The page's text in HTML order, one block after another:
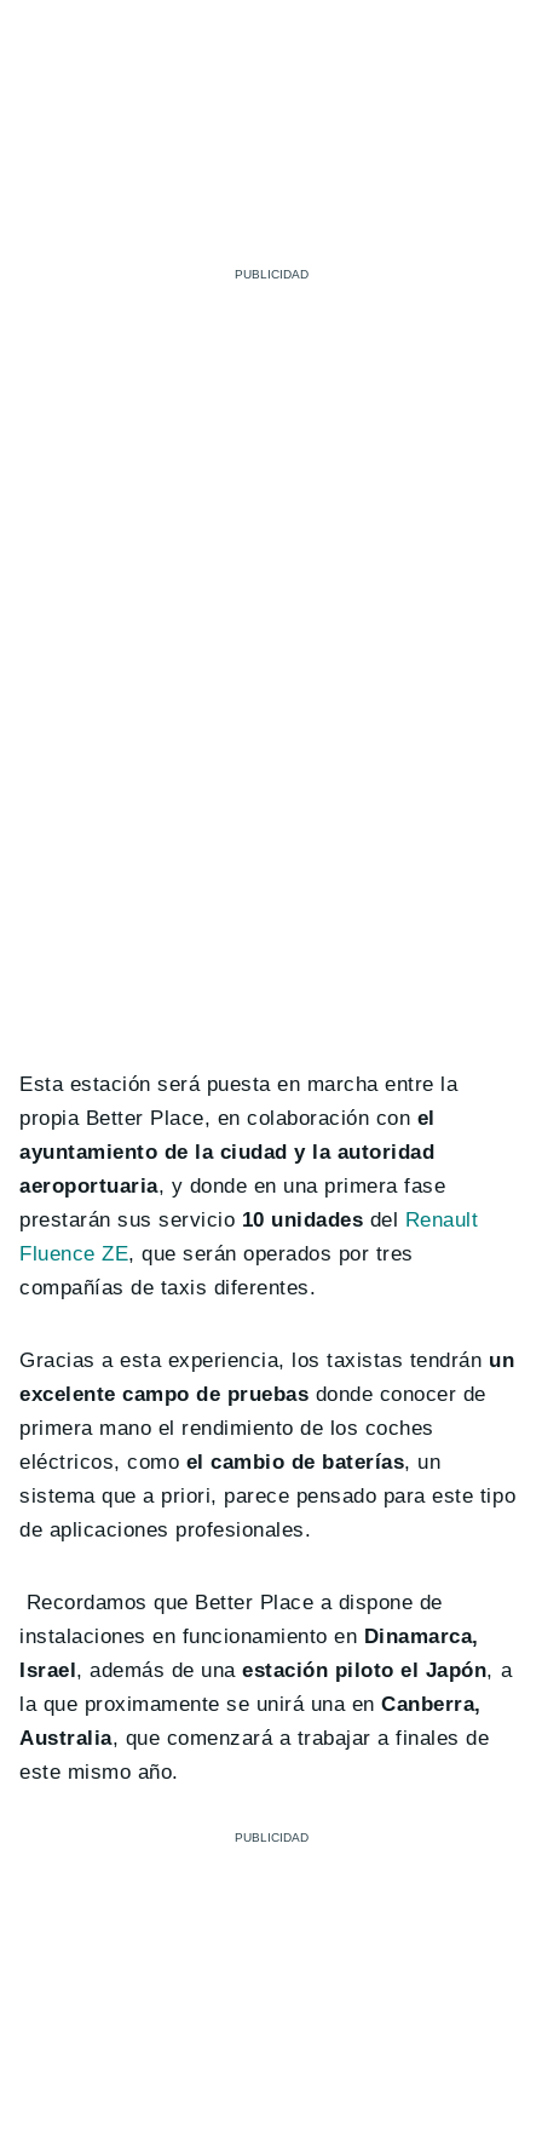
Esta estación será puesta en marcha entre la
propia Better Place, en colaboración con el
ayuntamiento de la ciudad y la autoridad
aeroportuaria, y donde en una primera fase
prestarán sus servicio 10 unidades del
Renault
Fluence ZE, que serán operados por tres
compañías de taxis diferentes.
Gracias a esta experiencia, los taxistas tendrán un
excelente campo de pruebas donde conocer de
primera mano el rendimiento de los coches
eléctricos, como el cambio de baterías, un
sistema que a priori, parece pensado para este tipo
de aplicaciones profesionales.
Recordamos que Better Place a dispone de
instalaciones en funcionamiento en Dinamarca,
Israel , además de unaestación piloto el Japón, a
la que proximamente se unirá una enCanberra,
Australia, que comenzará a trabajar a finales de
este mismo año.